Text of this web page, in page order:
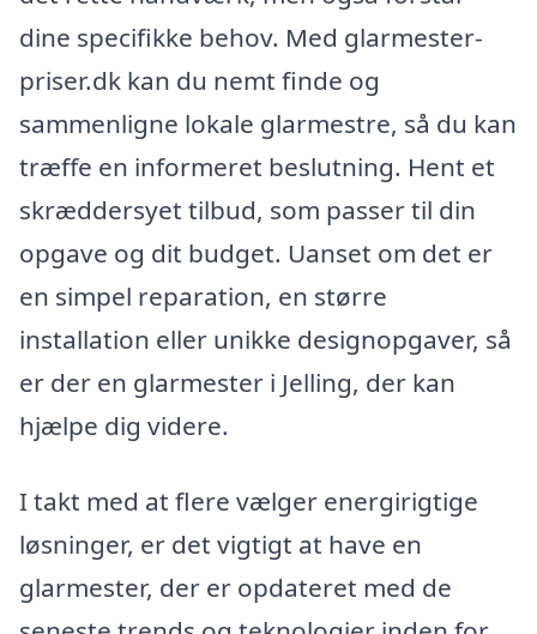
dine specifikke behov. Med glarmester-
priser.dk kan du nemt finde og
sammenligne lokale glarmestre, så du kan
træffe en informeret beslutning. Hent et
skræddersyet tilbud, som passer til din
opgave og dit budget. Uanset om det er
en simpel reparation, en større
installation eller unikke designopgaver, så
er der en glarmester i Jelling, der kan
hjælpe dig videre.
I takt med at flere vælger energirigtige
løsninger, er det vigtigt at have en
glarmester, der er opdateret med de